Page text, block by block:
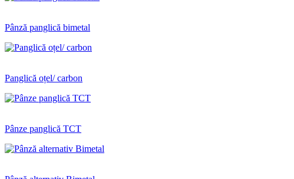
Pânză panglică bimetal
Panglică oțel/ carbon
Pânze panglică TCT